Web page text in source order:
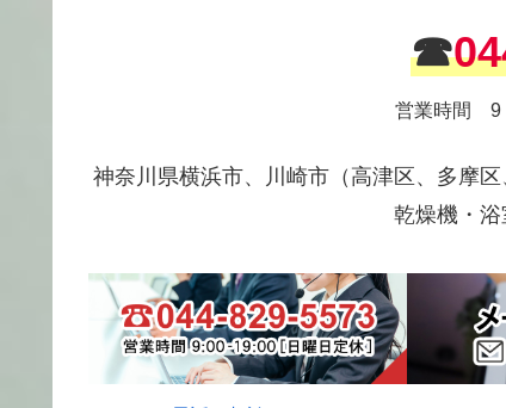
☎
営業時間 9
神奈川県横浜市、川崎市（高津区、多摩
乾燥機・浴